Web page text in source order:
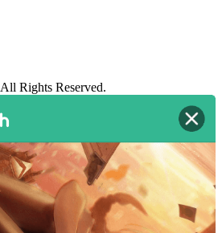
All Rights Reserved.